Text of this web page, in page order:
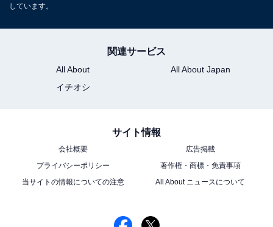
こちらもおすすめ
しています。
関連サービス
All About
All About Japan
イチオシ
サイト情報
会社概要
広告掲載
プライバシーポリシー
著作権・商標・免責事項
当サイトの情報についての注意
All About ニュースについて